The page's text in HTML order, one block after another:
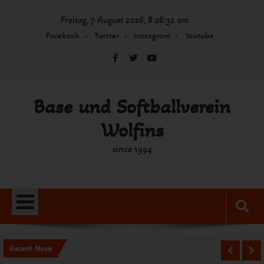
Freitag, 7 August 2026, 8:28:32 am
Facebook Twitter Instagram Youtube
Base und Softballverein
Wolfins
since 1994
Recent News